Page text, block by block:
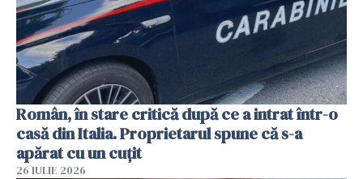
Român, în stare critică după ce a intrat într-o
casă din Italia. Proprietarul spune că s-a
apărat cu un cuțit
26 IULIE 2026